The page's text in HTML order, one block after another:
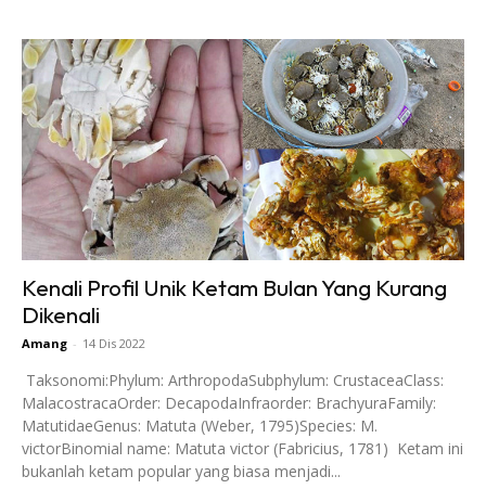
Kenali Profil Unik Ketam Bulan Yang Kurang
Dikenali
Amang - 14 Dis 2022
Taksonomi:Phylum: ArthropodaSubphylum: CrustaceaClass:
MalacostracaOrder: DecapodaInfraorder: BrachyuraFamily:
MatutidaeGenus: Matuta (Weber, 1795)Species: M.
victorBinomial name: Matuta victor (Fabricius, 1781) Ketam ini
bukanlah ketam popular yang biasa menjadi...